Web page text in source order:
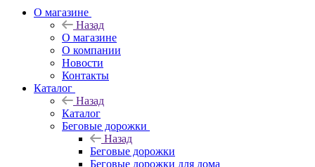
О магазине
Назад
О магазине
О компании
Новости
Контакты
Каталог
Назад
Каталог
Беговые дорожки
Назад
Беговые дорожки
Беговые дорожки для дома